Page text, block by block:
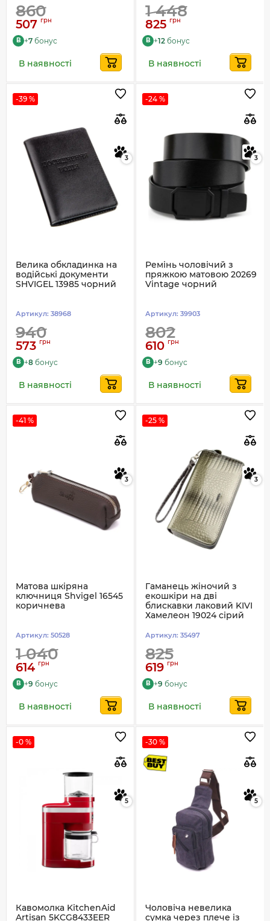
860
507 грн
B +7 бонус
В наявності
1 448
825 грн
B +12 бонус
В наявності
-39 %
3
Велика обкладинка на
водійські документи
SHVIGEL 13985 чорний
Артикул: 38968
940
573 грн
B +8 бонус
В наявності
-24 %
3
Ремінь чоловічий з
пряжкою матовою 20269
Vintage чорний
Артикул: 39903
802
610 грн
B +9 бонус
В наявності
-41 %
3
Матова шкіряна
ключниця Shvigel 16545
коричнева
Артикул: 50528
1 040
614 грн
B +9 бонус
В наявності
-25 %
3
Гаманець жіночий з
екошкіри на дві
блискавки лаковий KIVI
Хамелеон 19024 сірий
Артикул: 35497
825
619 грн
B +9 бонус
В наявності
-0 %
5
Кавомолка KitchenAid
Artisan 5KCG8433EER
-30 %
5
Чоловіча невелика
сумка через плече із